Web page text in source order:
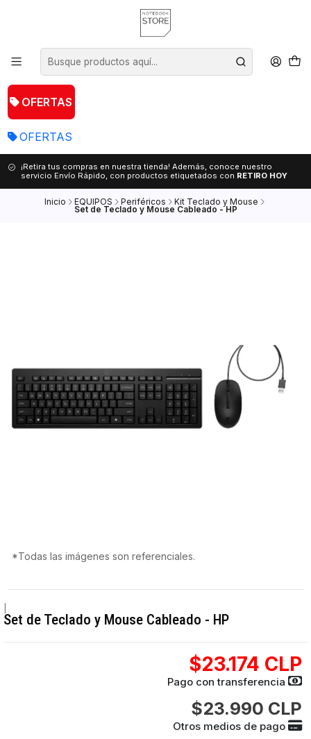
OFERTAS
OFERTAS
¡Retira tus compras en nuestra tienda! Además, conoce nuestro
servicio Envío Rápido, con productos etiquetados con RETIRO HOY
Inicio EQUIPOS Periféricos Kit Teclado y Mouse
Set de Teclado y Mouse Cableado - HP
*Todas las imágenes son referenciales.
Set de Teclado y Mouse Cableado - HP
$23.174 CLP
Pago con transferencia
$23.990 CLP
Otros medios de pago